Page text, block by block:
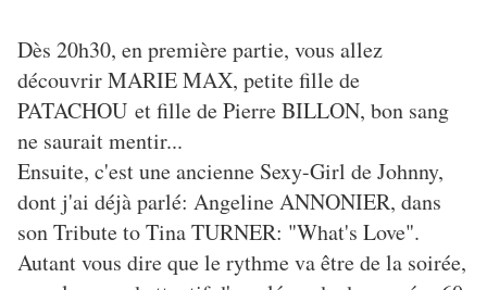
Dès 20h30, en première partie, vous allez
découvrir MARIE MAX, petite fille de
PATACHOU et fille de Pierre BILLON, bon sang
ne saurait mentir...
Ensuite, c'est une ancienne Sexy-Girl de Johnny,
dont j'ai déjà parlé: Angeline ANNONIER, dans
son Tribute to Tina TURNER: "What's Love".
Autant vous dire que le rythme va être de la soirée,